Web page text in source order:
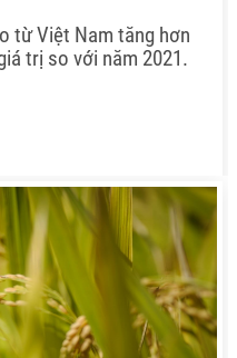
từ Việt Nam tăng hơn
trị so với năm 2021.